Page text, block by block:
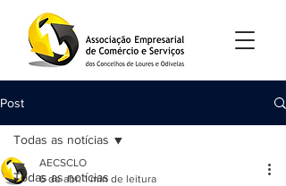
Post
Todas as notícias
Todas as notícias
AECSCLO
6 de abr. 1 min de leitura